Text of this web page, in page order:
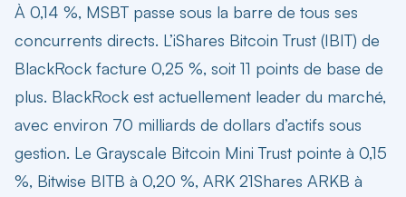
À 0,14 %, MSBT passe sous la barre de tous ses
concurrents directs. L’iShares Bitcoin Trust (IBIT) de
BlackRock facture 0,25 %, soit 11 points de base de
plus. BlackRock est actuellement leader du marché,
avec environ 70 milliards de dollars d’actifs sous
gestion. Le Grayscale Bitcoin Mini Trust pointe à 0,15
%, Bitwise BITB à 0,20 %, ARK 21Shares ARKB à